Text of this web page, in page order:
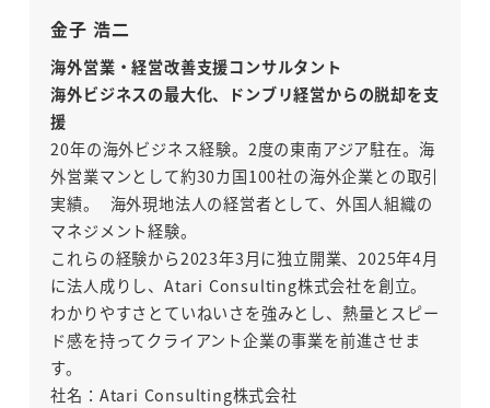
金子 浩二
海外営業・経営改善支援コンサルタント
海外ビジネスの最大化、ドンブリ経営からの脱却を支
援
20年の海外ビジネス経験。2度の東南アジア駐在。海
外営業マンとして約30カ国100社の海外企業との取引
実績。 海外現地法人の経営者として、外国人組織の
マネジメント経験。
これらの経験から2023年3月に独立開業、2025年4月
に法人成りし、Atari Consulting株式会社を創立。
わかりやすさとていねいさを強みとし、熱量とスピー
ド感を持ってクライアント企業の事業を前進させま
す。
社名：Atari Consulting株式会社